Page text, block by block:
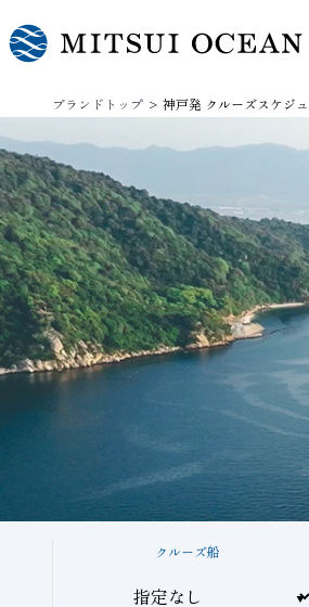
ブランドトップ 神戸発 クルーズスケジ
クルーズ船